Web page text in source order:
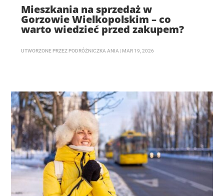
Mieszkania na sprzedaż w
Gorzowie Wielkopolskim – co
warto wiedzieć przed zakupem?
UTWORZONE PRZEZ PODRÓŻNICZKA ANIA | MAR 19, 2026